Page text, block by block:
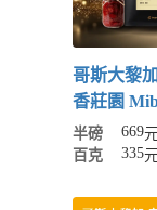
哥斯大黎
香莊園
半磅 669
百克
335